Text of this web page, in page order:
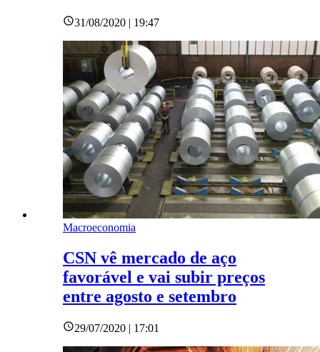
31/08/2020 | 19:47
Macroeconomia
CSN vê mercado de aço
favorável e vai subir preços
entre agosto e setembro
29/07/2020 | 17:01